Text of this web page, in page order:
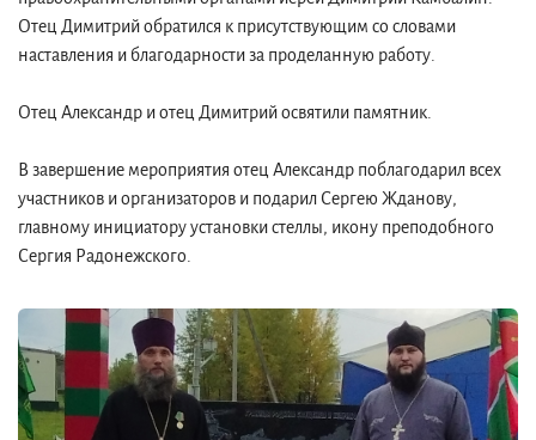
Отец Димитрий обратился к присутствующим со словами
наставления и благодарности за проделанную работу.
Отец Александр и отец Димитрий освятили памятник.
В завершение мероприятия отец Александр поблагодарил всех
участников и организаторов и подарил Сергею Жданову,
главному инициатору установки стеллы, икону преподобного
Сергия Радонежского.